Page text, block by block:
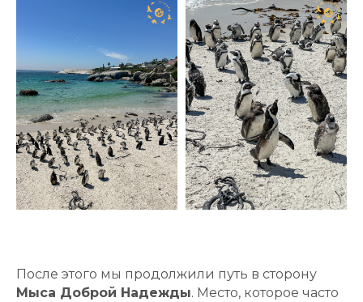
После этого мы продолжили путь в сторону
Мыса Доброй Надежды. Место, которое часто